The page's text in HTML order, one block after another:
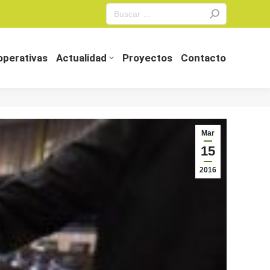
Search:
Actualidad Proyectos Contacto
Mar
15
2016
Actualidad Proyectos Contacto